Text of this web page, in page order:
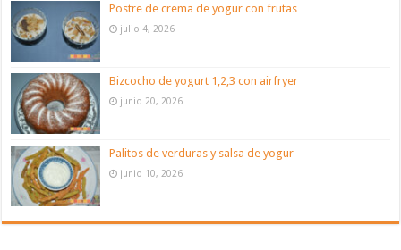
Postre de crema de yogur con frutas
julio 4, 2026
Bizcocho de yogurt 1,2,3 con airfryer
junio 20, 2026
Palitos de verduras y salsa de yogur
junio 10, 2026